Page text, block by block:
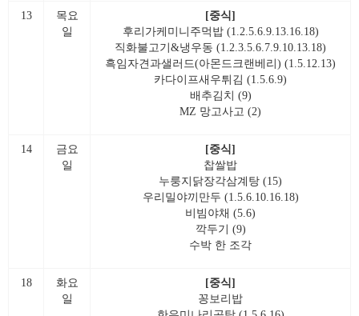
13
목요
일
[중식]
후리가케미니주먹밥 (1.2.5.6.9.13.16.18)
직화불고기&냉우동 (1.2.3.5.6.7.9.10.13.18)
흑임자견과샐러드(아몬드크랜베리) (1.5.12.13)
카다이프새우튀김 (1.5.6.9)
배추김치 (9)
MZ 망고사고 (2)
14
금요
일
[중식]
찹쌀밥
누룽지닭장각삼계탕 (15)
우리밀야끼만두 (1.5.6.10.16.18)
비빔야채 (5.6)
깍두기 (9)
수박 한 조각
18
화요
일
[중식]
꽁보리밥